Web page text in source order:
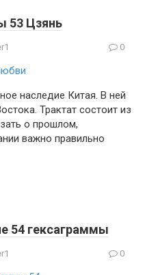
53 Цзянь
0
наследие Китая. В ней
Трактат состоит из
о прошлом,
важно правильно
54 гексаграммы
0